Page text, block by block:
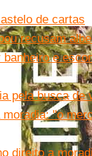
de cartas
recusam
e
pela busca
"o
direito a